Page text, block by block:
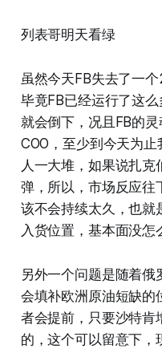
列表哥明天看绿
虽然今天FB失去了一
毕竟FB已经运行了这
就会倒下，况且FB的
COO，至少到今天为
人一大堆，如果说扎
弹，所以，市场反应往
该不会持续太久，也就
入货位置，基本面没怎
另外一个问题是随着
会填补欧洲原油短缺的
者会提前，只要沙特肯
的，这个可以留意下，